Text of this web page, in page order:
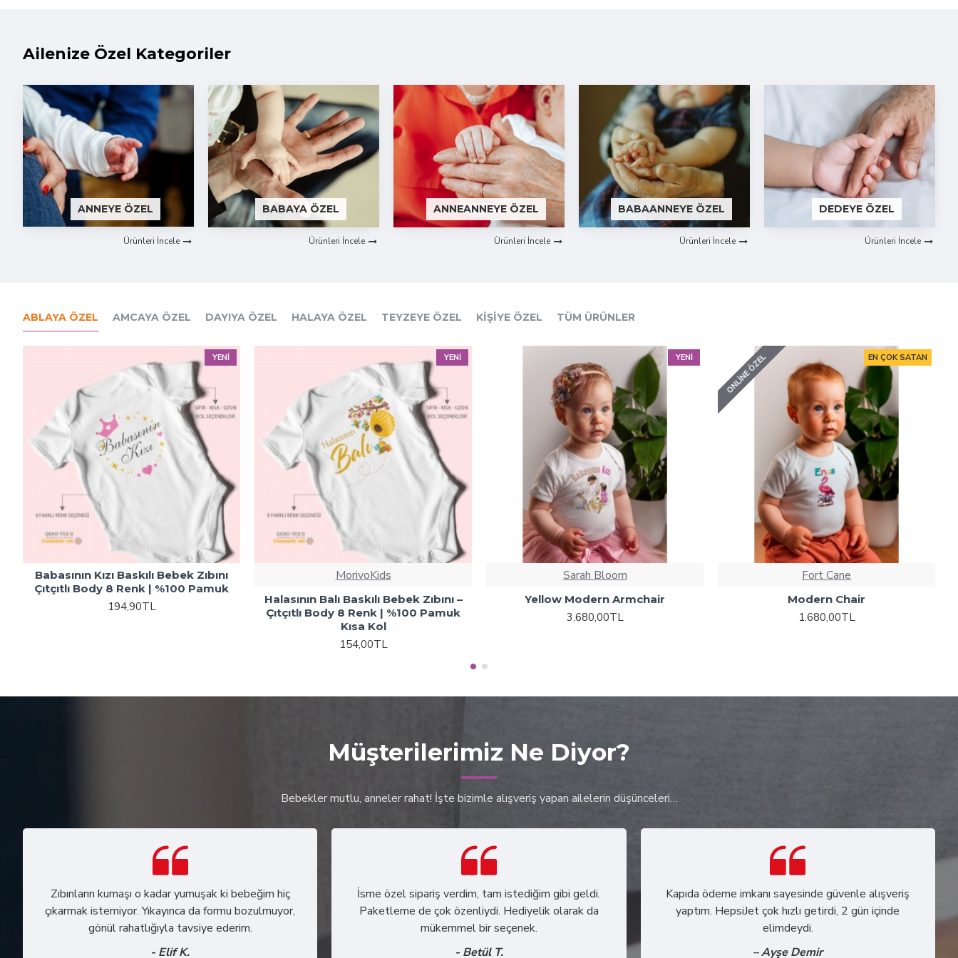
Ailenize Özel Kategoriler
ANNEYE ÖZEL
Ürünleri İncele
BABAYA ÖZEL
Ürünleri İncele
ANNEANNEYE ÖZEL
Ürünleri İncele
BABAANNEYE ÖZEL
Ürünleri İncele
DEDEYE ÖZEL
Ürünleri İncele
ABLAYA ÖZEL AMCAYA ÖZEL DAYIYA ÖZEL HALAYA ÖZEL TEYZEYE ÖZEL KIŞIYE ÖZEL TÜM ÜRÜNLER
YENI
Babasının Kızı Baskılı Bebek Zıbını
Çıtçıtlı Body 8 Renk | %100 Pamuk
194,90TL
YENI
MorivoKids
Halasının Balı Baskılı Bebek Zıbını –
Çıtçıtlı Body 8 Renk | %100 Pamuk
Kısa Kol
154,00TL
YENI
Sarah Bloom
Yellow Modern Armchair
3.680,00TL
EN ÇOK SATAN
ONLINE ÖZEL
Fort Cane
Modern Chair
1.680,00TL
Müşterilerimiz Ne Diyor?
Bebekler mutlu, anneler rahat! İşte bizimle alışveriş yapan ailelerin düşünceleri…
Zıbınların kumaşı o kadar yumuşak ki bebeğim hiç
çıkarmak istemiyor. Yıkayınca da formu bozulmuyor,
gönül rahatlığıyla tavsiye ederim.
- Elif K.
İsme özel sipariş verdim, tam istediğim gibi geldi.
Paketleme de çok özenliydi. Hediyelik olarak da
mükemmel bir seçenek.
- Betül T.
Kapıda ödeme imkanı sayesinde güvenle alışveriş
yaptım. HepsiJet çok hızlı getirdi, 2 gün içinde
elimdeydi.
– Ayşe Demir